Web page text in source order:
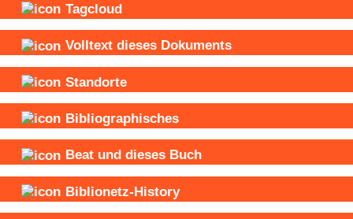
Tagcloud
Volltext dieses Dokuments
Standorte
Bibliographisches
Beat und dieses Buch
Biblionetz-History